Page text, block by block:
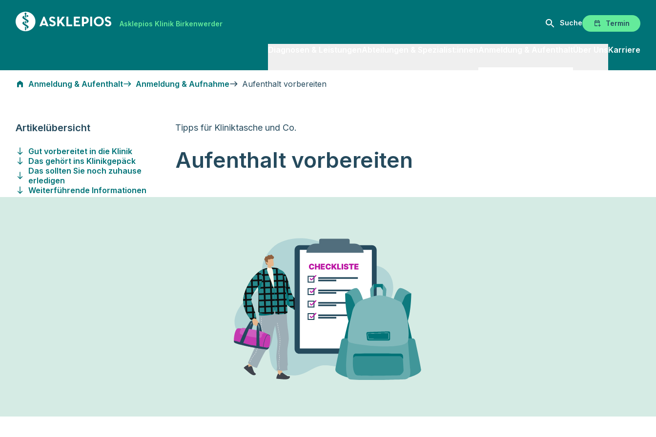
Asklepios Klinik Birkenwerder Suche Termin
Karriere
Anmeldung & Aufenthalt
Anmeldung & Aufnahme Aufenthalt vorbereiten
Tipps für Kliniktasche und Co.
Aufenthalt vorbereiten
Artikelübersicht
Gut vorbereitet in die Klinik
Das gehört ins Klinikgepäck
Das sollten Sie noch zuhause
erledigen
Weiterführende Informationen